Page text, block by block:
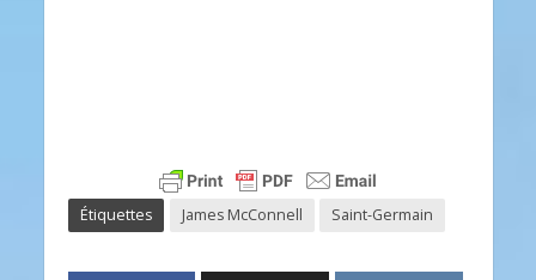
Étiquettes James McConnell Saint-Germain